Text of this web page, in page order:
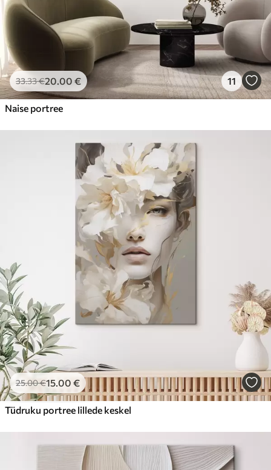
33.33€20.00 € 11
Naise portree
25.00€15.00 €
Tüdruku portree lillede keskel